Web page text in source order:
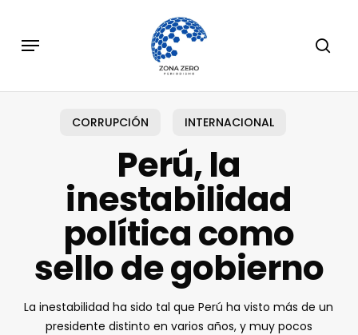
main
Menu
CORRUPCIÓN INTERNACIONAL
Perú, la
inestabilidad
política como
sello de gobierno
La inestabilidad ha sido tal que Perú ha visto más de un
presidente distinto en varios años, y muy pocos